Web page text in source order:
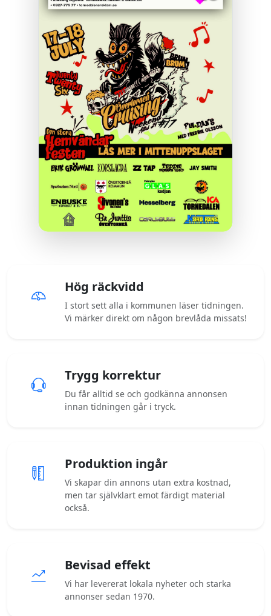
Hög räckvidd
I stort sett alla i kommunen läser tidningen.
Vi märker direkt om någon brevlåda missats!
Trygg korrektur
Du får alltid se och godkänna annonsen
innan tidningen går i tryck.
Produktion ingår
Vi skapar din annons utan extra kostnad,
men tar självklart emot färdigt material
också.
Bevisad effekt
Vi har levererat lokala nyheter och starka
annonser sedan 1970.